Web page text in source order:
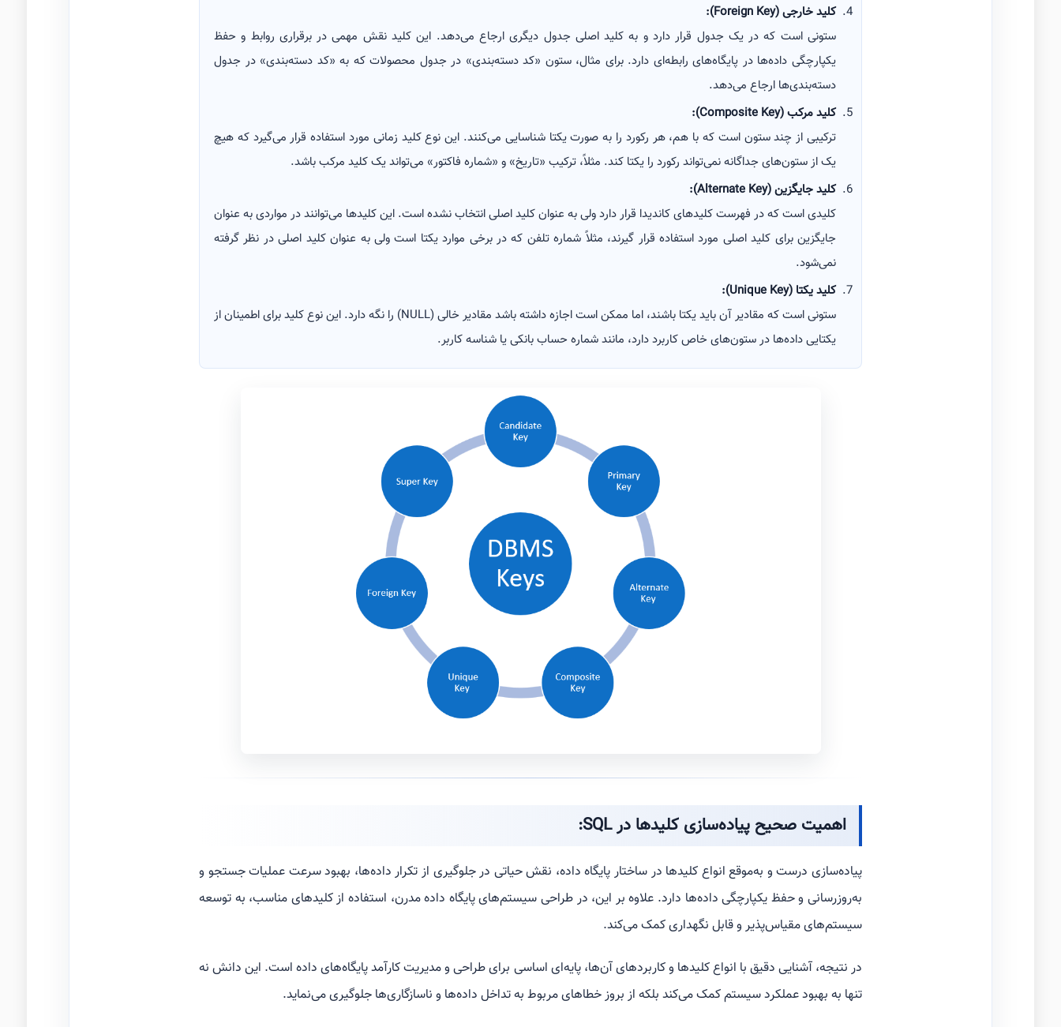
کلید خارجی (Foreign Key):
ستونی است که در یک جدول قرار دارد و به کلید اصلی جدول دیگری ارجاع می‌دهد. این کلید نقش مهمی در برقراری روابط و حفظ
یکپارچگی داده‌ها در پایگاه‌های رابطه‌ای دارد. برای مثال، ستون «کد دسته‌بندی» در جدول محصولات که به «کد دسته‌بندی» در جدول
دسته‌بندی‌ها ارجاع می‌دهد.
کلید مرکب (Composite Key):
ترکیبی از چند ستون است که با هم، هر رکورد را به صورت یکتا شناسایی می‌کنند. این نوع کلید زمانی مورد استفاده قرار می‌گیرد که هیچ
یک از ستون‌های جداگانه نمی‌تواند رکورد را یکتا کند. مثلاً، ترکیب «تاریخ» و «شماره فاکتور» می‌تواند یک کلید مرکب باشد.
کلید جایگزین (Alternate Key):
کلیدی است که در فهرست کلیدهای کاندیدا قرار دارد ولی به عنوان کلید اصلی انتخاب نشده است. این کلیدها می‌توانند در مواردی به عنوان
جایگزین برای کلید اصلی مورد استفاده قرار گیرند، مثلاً شماره تلفن که در برخی موارد یکتا است ولی به عنوان کلید اصلی در نظر گرفته
نمی‌شود.
کلید یکتا (Unique Key):
ستونی است که مقادیر آن باید یکتا باشند، اما ممکن است اجازه داشته باشد مقادیر خالی (NULL) را نگه دارد. این نوع کلید برای اطمینان از
یکتایی داده‌ها در ستون‌های خاص کاربرد دارد، مانند شماره حساب بانکی یا شناسه کاربر.
اهمیت صحیح پیاده‌سازی کلیدها در SQL:
پیاده‌سازی درست و به‌موقع انواع کلیدها در ساختار پایگاه داده، نقش حیاتی در جلوگیری از تکرار داده‌ها، بهبود سرعت عملیات جستجو و
به‌روزرسانی و حفظ یکپارچگی داده‌ها دارد. علاوه بر این، در طراحی سیستم‌های پایگاه داده مدرن، استفاده از کلیدهای مناسب، به توسعه
سیستم‌های مقیاس‌پذیر و قابل نگهداری کمک می‌کند.
در نتیجه، آشنایی دقیق با انواع کلیدها و کاربردهای آن‌ها، پایه‌ای اساسی برای طراحی و مدیریت کارآمد پایگاه‌های داده است. این دانش نه
تنها به بهبود عملکرد سیستم کمک می‌کند بلکه از بروز خطاهای مربوط به تداخل داده‌ها و ناسازگاری‌ها جلوگیری می‌نماید.